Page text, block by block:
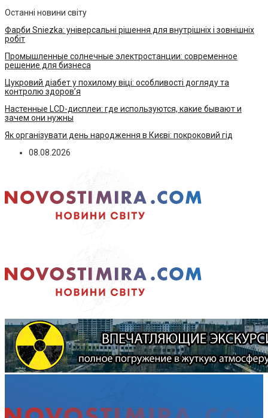
Останні новини світу
Фарби Sniezka: універсальні рішення для внутрішніх і зовнішніх
робіт
Промышленные солнечные электростанции: современное
решение для бизнеса
Цукровий діабет у похилому віці: особливості догляду та
контролю здоров’я
Настенные LCD-дисплеи: где используются, какие бывают и
зачем они нужны
Як організувати день народження в Києві: покроковий гід
08.08.2026